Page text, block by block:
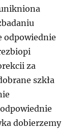
odpowiednie
za
szkła
dobierzemy